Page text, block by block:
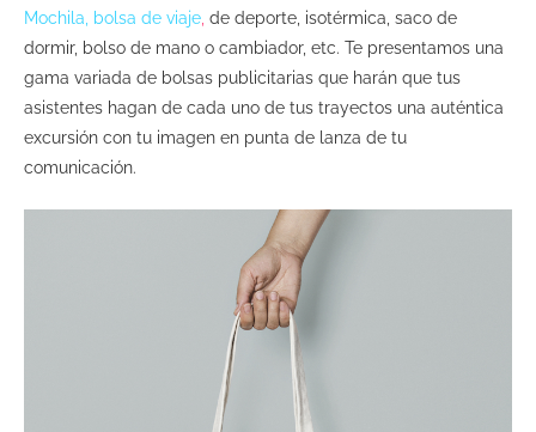
Mochila, bolsa de viaje de deporte, isotérmica, saco de
dormir, bolso de mano o cambiador, etc. Te presentamos una
gama variada de bolsas publicitarias que harán que tus
asistentes hagan de cada uno de tus trayectos una auténtica
excursión con tu imagen en punta de lanza de tu
comunicación.